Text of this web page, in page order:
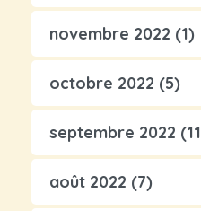
novembre 2022 (1)
octobre 2022 (5)
septembre 2022
août 2022 (7)